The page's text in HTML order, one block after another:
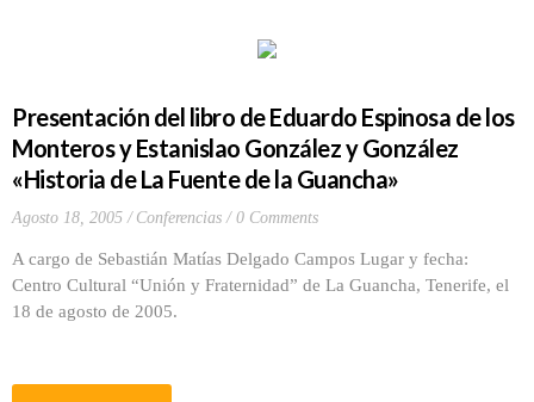
Presentación del libro de Eduardo Espinosa de los
Monteros y Estanislao González y González
«Historia de La Fuente de la Guancha»
Agosto 18, 2005 Conferencias 0 Comments
A cargo de Sebastián Matías Delgado Campos Lugar y fecha:
Centro Cultural “Unión y Fraternidad” de La Guancha, Tenerife, el
18 de agosto de 2005.